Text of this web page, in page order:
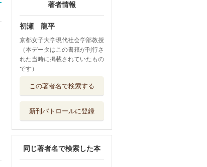
著者情報
初瀬 龍平
京都女子大学現代社会学部教授
（本データはこの書籍が刊行さ
れた当時に掲載されていたもの
です）
この著者名で検索する
新刊パトロールに登録
同じ著者名で検索した本
と展開 日本の...
国際関係のなかの
晃洋書房
人間存在の国際関
係論 グローバ...